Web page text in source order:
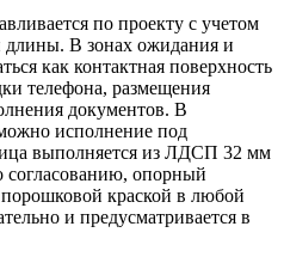
по проекту с учетом
длины. В зонах ожидания и
как контактная поверхность
телефона, размещения
документов. В
исполнение под
выполняется из ЛДСП 32 мм
согласованию, опорный
краской в любой
и предусматривается в